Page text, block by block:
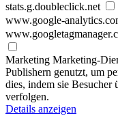
stats.g.doubleclick.net
www.google-
Marketing Marketing-
Publishern genutzt, um
dies, indem sie Besucher
verfolgen.
Details anzeigen